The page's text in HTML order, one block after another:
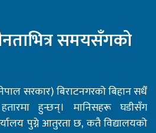
समयसँगको
सरकार) बिराटनगरको बिहान सधैँ
हुन्छन्। मानिसहरू घडीसँग
पुग्ने आतुरता छ, कतै विद्यालयको